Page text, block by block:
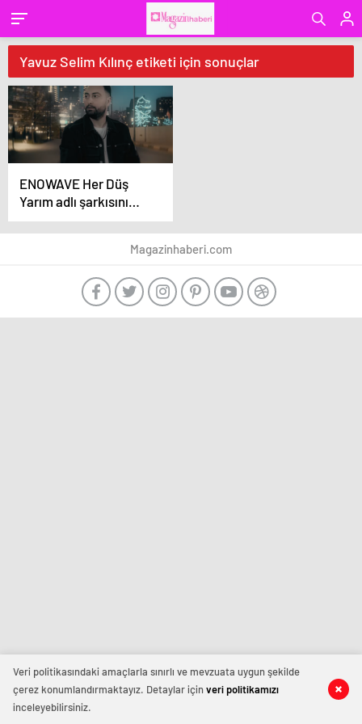
Yavuz Selim Kılınç etiketi için sonuçlar
ENOWAVE Her Düş
Yarım adlı şarkısını
yayınladı
Magazinhaberi.com
Veri politikasındaki amaçlarla sınırlı ve mevzuata uygun şekilde
çerez konumlandırmaktayız. Detaylar içinveri politikamızı
inceleyebilirsiniz.